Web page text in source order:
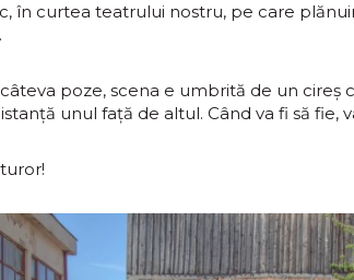
în curtea teatrului nostru, pe care
poze, scena e umbrită de un cireș
unul față de altul. Când va fi să fie,